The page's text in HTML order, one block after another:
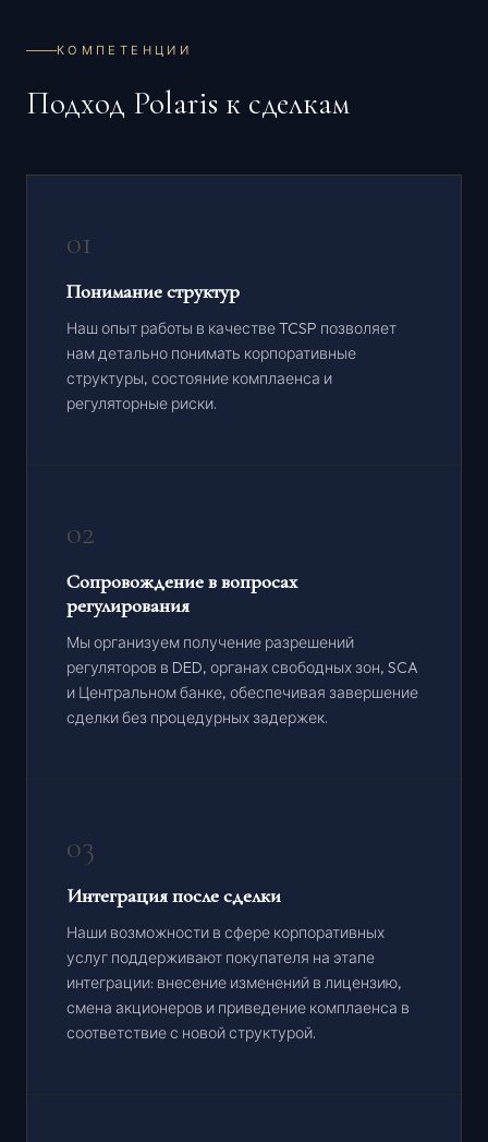
КОМПЕТЕНЦИИ
Подход Polaris к сделкам
01
Понимание структур
Наш опыт работы в качестве TCSP позволяет
нам детально понимать корпоративные
структуры, состояние комплаенса и
регуляторные риски.
02
Сопровождение в вопросах
регулирования
Мы организуем получение разрешений
регуляторов в DED, органах свободных зон, SCA
и Центральном банке, обеспечивая завершение
сделки без процедурных задержек.
03
Интеграция после сделки
Наши возможности в сфере корпоративных
услуг поддерживают покупателя на этапе
интеграции: внесение изменений в лицензию,
смена акционеров и приведение комплаенса в
соответствие с новой структурой.